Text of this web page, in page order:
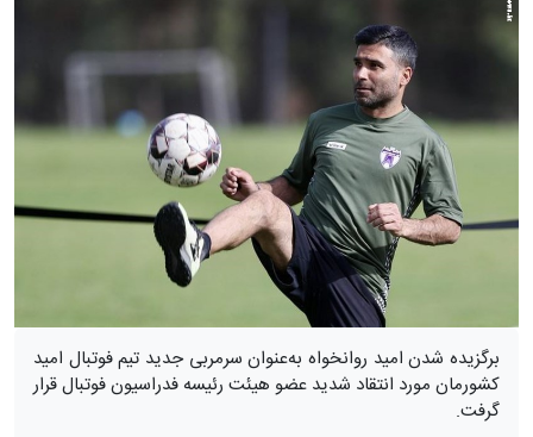
برگزیده شدن امید روانخواه به‌عنوان سرمربی جدید تیم فوتبال امید
کشورمان مورد انتقاد شدید عضو هیئت رئیسه فدراسیون فوتبال قرار
گرفت.